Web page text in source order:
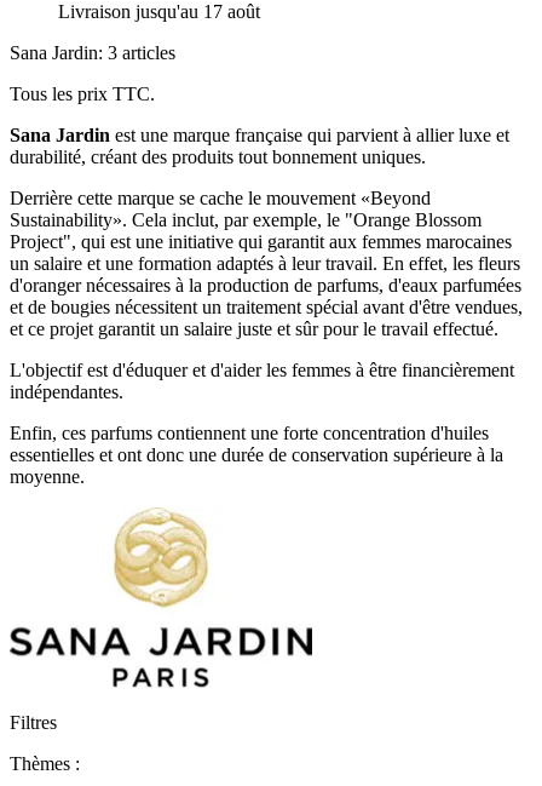
Livraison jusqu'au 17 août
Sana Jardin: 3 articles
Tous les prix TTC.
Sana Jardin est une marque française qui parvient à allier luxe et
durabilité, créant des produits tout bonnement uniques.
Derrière cette marque se cache le mouvement «Beyond
Sustainability». Cela inclut, par exemple, le "Orange Blossom
Project", qui est une initiative qui garantit aux femmes marocaines
un salaire et une formation adaptés à leur travail. En effet, les fleurs
d'oranger nécessaires à la production de parfums, d'eaux parfumées
et de bougies nécessitent un traitement spécial avant d'être vendues,
et ce projet garantit un salaire juste et sûr pour le travail effectué.
L'objectif est d'éduquer et d'aider les femmes à être financièrement
indépendantes.
Enfin, ces parfums contiennent une forte concentration d'huiles
essentielles et ont donc une durée de conservation supérieure à la
moyenne.
Filtres
Thèmes :